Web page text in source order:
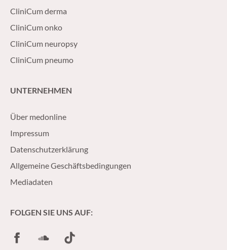
CliniCum derma
CliniCum onko
CliniCum neuropsy
CliniCum pneumo
UNTERNEHMEN
Über medonline
Impressum
Datenschutzerklärung
Allgemeine Geschäftsbedingungen
Mediadaten
FOLGEN SIE UNS AUF:
FacebookSoundCloud
TikTok